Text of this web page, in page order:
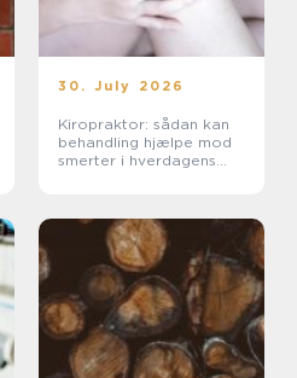
30. July 2026
Kiropraktor: sådan kan
behandling hjælpe mod
smerter i hverdagens